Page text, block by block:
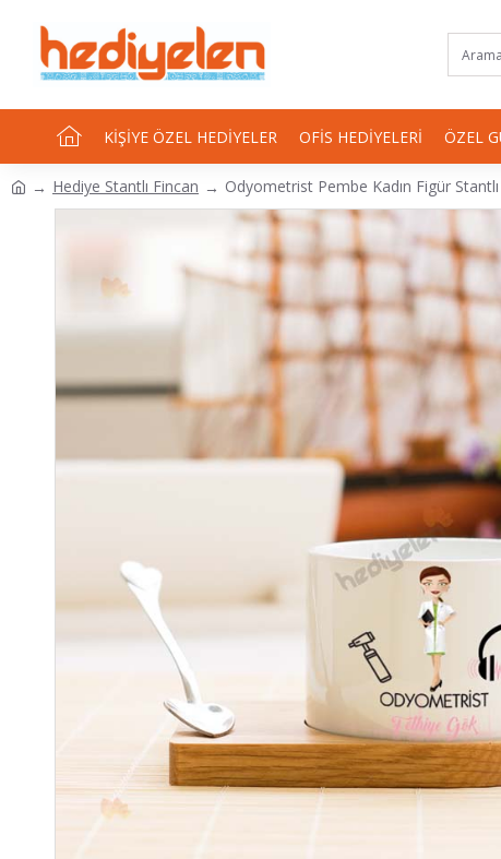
KIŞIYE ÖZEL HEDIYELER OFIS HEDIYELERI ÖZEL
Hediye Stantlı Fincan Odyometrist Pembe Kadın Figür